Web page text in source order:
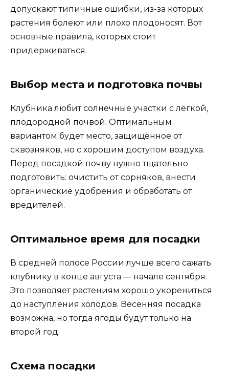
допускают типичные ошибки, из-за которых
растения болеют или плохо плодоносят. Вот
основные правила, которых стоит
придерживаться.
Выбор места и подготовка почвы
Клубника любит солнечные участки с лёгкой,
плодородной почвой. Оптимальным
вариантом будет место, защищённое от
сквозняков, но с хорошим доступом воздуха.
Перед посадкой почву нужно тщательно
подготовить: очистить от сорняков, внести
органические удобрения и обработать от
вредителей.
Оптимальное время для посадки
В средней полосе России лучше всего сажать
клубнику в конце августа — начале сентября.
Это позволяет растениям хорошо укорениться
до наступления холодов. Весенняя посадка
возможна, но тогда ягоды будут только на
второй год.
Схема посадки